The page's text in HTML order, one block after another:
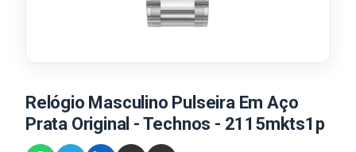
Relógio Masculino Pulseira Em Aço
Prata Original - Technos - 2115mkts1p